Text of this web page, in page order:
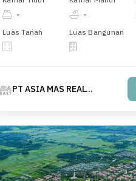
- -
Luas Tanah Luas Bangunan
PT ASIA MAS REALTY